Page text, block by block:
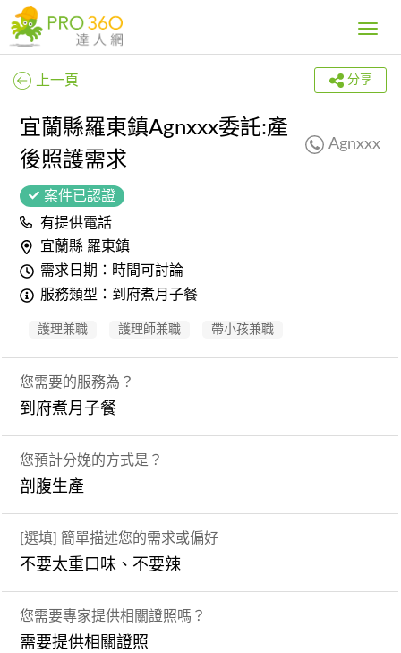
Toggle
上一頁 分享
宜蘭縣羅東鎮Agnxxx委託:產
後照護需求
Agnxxx
案件已認證
有提供電話
宜蘭縣 羅東鎮
需求日期：時間可討論
服務類型：到府煮月子餐
護理兼職 護理師兼職 帶小孩兼職
您需要的服務為？
到府煮月子餐
您預計分娩的方式是？
剖腹生產
[選填] 簡單描述您的需求或偏好
不要太重口味、不要辣
您需要專家提供相關證照嗎？
需要提供相關證照